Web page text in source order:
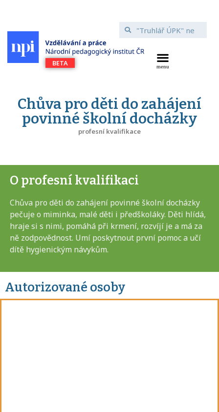
Chůva pro děti do zahájení
povinné školní docházky
profesní kvalifikace
O profesní kvalifikaci
Chůva pro děti do zahájení povinné školní docházky
pečuje o miminka, malé děti i předškoláky. Děti hlídá,
hraje si s nimi, pomáhá při krmení, rozvíjí je a má za
ně zodpovědnost. Umí poskytnout první pomoc a učí
dítě hygienickým návykům.
Autorizované osoby